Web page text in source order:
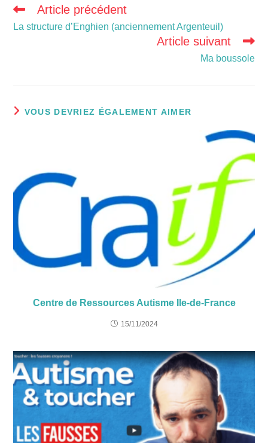
Article précédent
La structure d’Enghien (anciennement Argenteuil)
Article suivant
Ma boussole
VOUS DEVRIEZ ÉGALEMENT AIMER
Centre de Ressources Autisme Ile-de-France
15/11/2024